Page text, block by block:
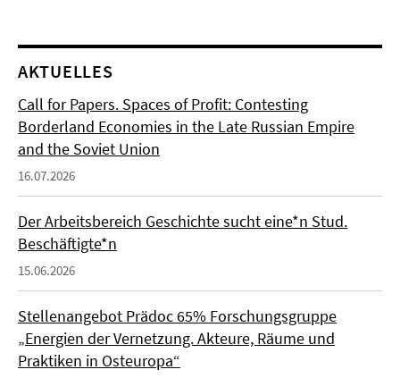
AKTUELLES
Call for Papers. Spaces of Profit: Contesting
Borderland Economies in the Late Russian Empire
and the Soviet Union
16.07.2026
Der Arbeitsbereich Geschichte sucht eine*n Stud.
Beschäftigte*n
15.06.2026
Stellenangebot Prädoc 65% Forschungsgruppe
„Energien der Vernetzung. Akteure, Räume und
Praktiken in Osteuropa“